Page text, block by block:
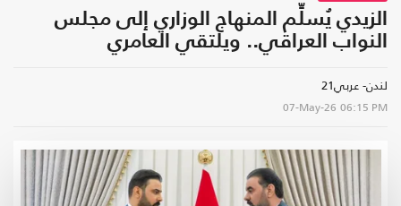
الزيدي يُسلِّم المنهاج الوزاري إلى مجلس
النواب العراقي.. ويلتقي العامري
لندن- عربي21
07-May-26 06:15 PM